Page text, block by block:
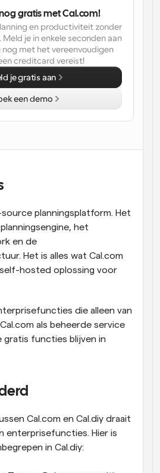
met AI-gestuurde
en herinneringen
van het laatste nieuws en updates
Links
planningsplatform. Het
het
en de
Het is alles wat Cal.com
hosted oplossing voor
die alleen van
als beheerde service
gratis functies blijven in
Cal.com en Cal.diy draait
enterprisefuncties. Hier is
in Cal.diy:
gratis met Cal.com!
en productiviteit zonder
je in enkele seconden aan
nog met het vereenvoudigen
creditcard vereist!
je gratis aan
een demo